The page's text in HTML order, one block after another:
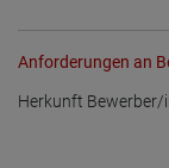
Anforderungen an
Herkunft Bewerber/